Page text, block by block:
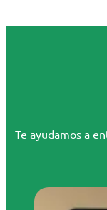
Te ayudamos a